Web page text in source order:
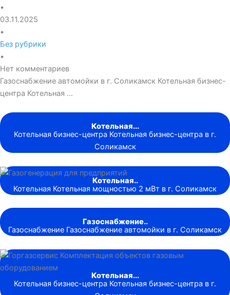
•
03.11.2025
•
Без рубрики
•
Нет комментариев
Газоснабжение автомойки в г. Соликамск Котельная бизнес-
центра Котельная …
Котельная...
Котельная бизнес-центра Котельная бизнес-центра в г.
Соликамск
Котельная..
Котельная Котельная мощностью 2 мВт в г. Соликамск
Газоснабжение..
Газоснабжение Газоснабжение автомойки в г. Соликамск
Котельная...
Котельная бизнес-центра Котельная бизнес-центра в г.